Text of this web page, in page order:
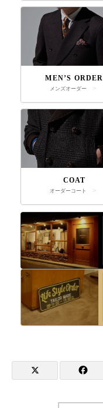
MEN’S ORDER
メンズオーダー
COAT
オーダーコート